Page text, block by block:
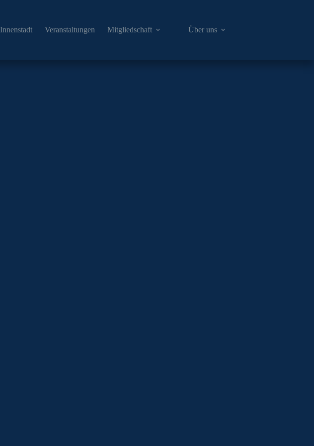
Innenstadt Veranstaltungen Mitgliedschaft Über uns